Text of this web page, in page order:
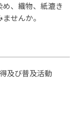
、織物、紙漉き
せんか。
及び普及活動